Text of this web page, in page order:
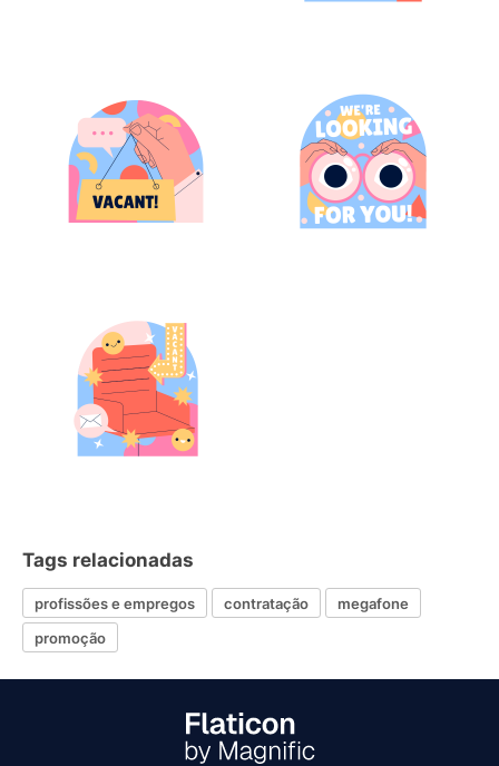
Tags relacionadas
profissões e empregos contratação
megafone
promoção